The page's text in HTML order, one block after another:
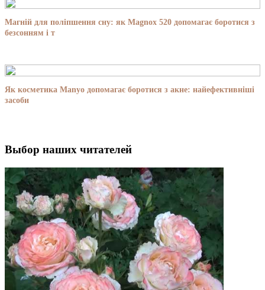
Магній для поліпшення сну: як Magnox 520 допомагає боротися з
безсонням і т
Як косметика Manyo допомагає боротися з акне: найефективніші
засоби
Выбор наших читателей